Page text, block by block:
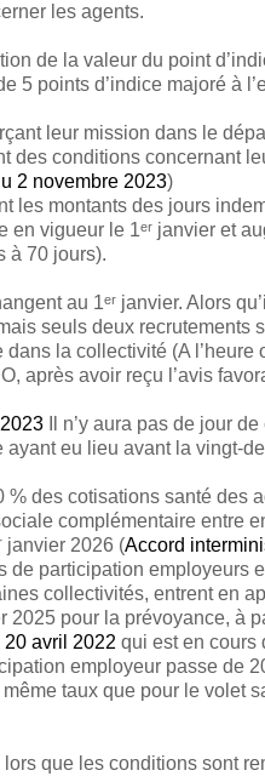
les agents.
de la valeur du point
5 points d’indice majoré à
leur mission dans le
des conditions concernant
2 novembre 2023)
les montants des jours
en vigueur le 1ᵉʳ janvier et
à 70 jours).
au 1ᵉʳ janvier. Alors
seuls deux recrutements
la collectivité (A l’heure
après avoir reçu l’avis
Il n’y aura pas de jour
eu lieu avant la vingt-
des cotisations santé des
complémentaire entre
janvier 2026 (Accord
de participation employeurs
collectivités, entrent en
2025 pour la prévoyance, à
20 avril 2022 qui est en cours
employeur passe de
taux que pour le volet
que les conditions sont